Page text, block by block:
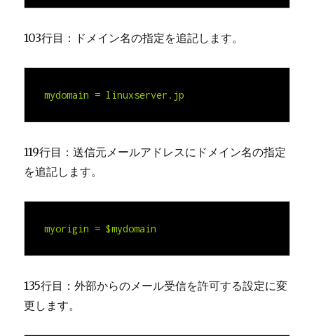
103行目：ドメイン名の指定を追記します。
mydomain = linuxserver.jp
119行目：送信元メールアドレスにドメイン名の指定
を追記します。
myorigin = $mydomain
135行目：外部からのメール受信を許可する設定に変
更します。